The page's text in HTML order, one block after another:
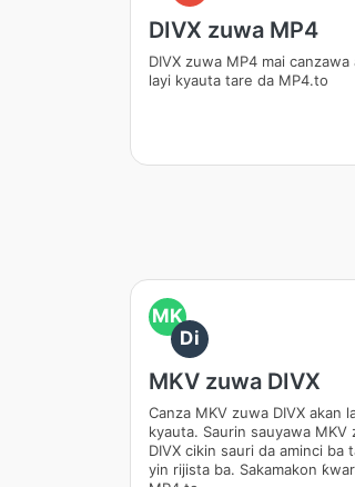
DIVX zuwa MP4
DIVX zuwa MP4 mai canzawa
layi kyauta tare da MP4.to
MK
Di
MKV zuwa DIVX
Canza MKV zuwa DIVX akan
kyauta. Saurin sauyawa MKV
DIVX cikin sauri da aminci ba
yin rijista ba. Sakamakon